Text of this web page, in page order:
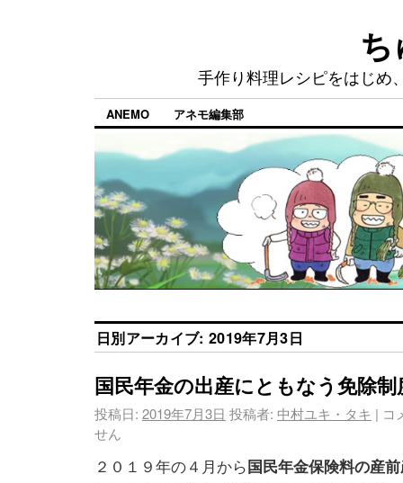
手作り料理レシピをはじめ
ANEMO アネモ編集部
日別アーカイブ: 2019年7月3日
国民年金の出産にともなう免除制
投稿日: 2019年7月3日 投稿者: 中村ユキ・タキ | コ
せん
２０１９年の４月から 国民年金保険料の産